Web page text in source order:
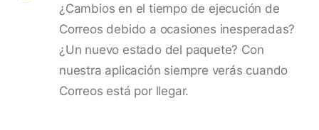
¿Cambios en el tiempo de ejecución de
Correos debido a ocasiones inesperadas?
¿Un nuevo estado del paquete? Con
nuestra aplicación siempre verás cuando
Correos está por llegar.